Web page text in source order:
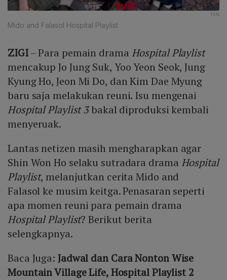
TVN
Mido and Falasol Hospital Playlist
ZIGI– Para pemain drama Hospital Playlist
mencakup Jo Jung Suk, Yoo Yeon Seok, Jung
Kyung Ho, Jeon Mi Do, dan Kim Dae Myung
baru saja melakukan reuni. Isu mengenai
Hospital Playlist 3bakal diproduksi kembali
menyeruak.
Lantas netizen masih mengharapkan agar
Shin Won Ho selaku sutradara drama Hospital
Playlist, melanjutkan cerita Mido and
Falasol ke musim keitga. Penasaran seperti
apa momen reuni para pemain drama
Hospital Playlist? Berikut berita
selengkapnya.
Baca Juga: Jadwal dan Cara Nonton Wise
Mountain Village Life, Hospital Playlist 2